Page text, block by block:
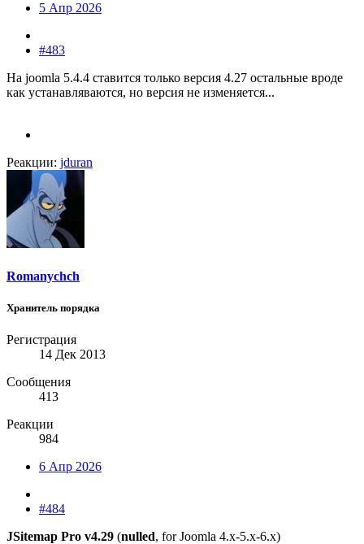
5 Апр 2026
#483
На joomla ‎5.4.4 ставится только версия 4.27 остальные вроде
как устанавляваются, но версия не изменяется...
Реакции: jduran
Romanychch
Хранитель порядка
Регистрация
14 Дек 2013
Сообщения
413
Реакции
984
6 Апр 2026
#484
JSitemap Pro v4.29 (nulled, for Joomla 4.x-5.x-6.x)